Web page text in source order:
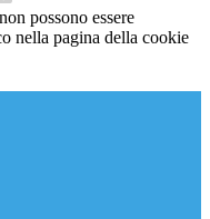
possono essere
nella pagina della cookie